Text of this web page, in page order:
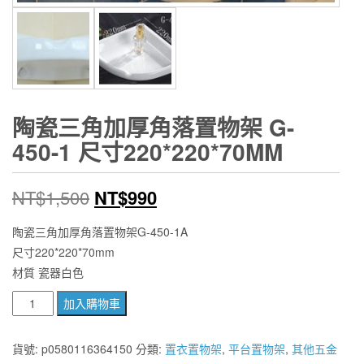
陶瓷三角加厚角落置物架 G-
450-1 尺寸220*220*70MM
NT$1,500 原
始
價
格：
NT$1,500。
NT$990目
前
陶瓷三角加厚角落置物架G-450-1A
尺寸220*220*70mm
材質 瓷器白色
瓷
三
加入購物車
貨號: p0580116364150 分類: 置衣置物架, 平台置物架, 其他五金